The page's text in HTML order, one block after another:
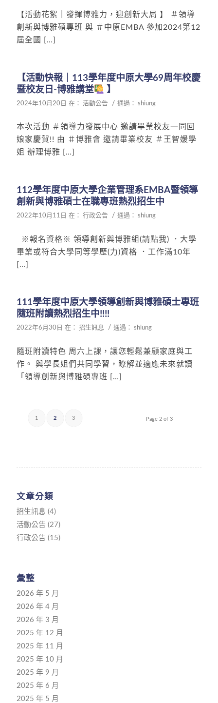
【活動花絮｜發揮博雅力，迎創新大局 】 ＃領導
創新與博雅碩專班 與 ＃中原EMBA 參加2024第12
屆全國 […]
【活動快報｜113學年度中原大學69周年校慶
暨校友日-博雅講堂
】
2024年10月20日 在： 活動公告 / 通過： shiung
本次活動 ＃領導力發展中心 邀請畢業校友一同回
娘家慶賀!! 由 ＃博雅會 邀請畢業校友 ＃王智媛學
姐 辦理博雅 […]
112學年度中原大學企業管理系EMBA暨領導
創新與博雅碩士在職專班熱烈招生中
2022年10月11日 在： 行政公告 / 通過： shiung
※報名資格※ 領導創新與博雅組(請點我) ．大學
畢業或符合大學同等學歷(力)資格 ．工作滿10年
[…]
111學年度中原大學領導創新與博雅碩士專班
隨班附讀熱烈招生中!!!!
2022年6月30日 在： 招生訊息 / 通過： shiung
隨班附讀特色 周六上課，讓您輕鬆兼顧家庭與工
作。 與學長姐們共同學習，瞭解並適應未來就讀
「領導創新與博雅碩專班 […]
Page 2 of 3
1 2 3
文章分類
招生訊息 (4)
活動公告 (27)
行政公告 (15)
彙整
2026 年 5 月
2026 年 4 月
2026 年 3 月
2025 年 12 月
2025 年 11 月
2025 年 10 月
2025 年 9 月
2025 年 6 月
2025 年 5 月